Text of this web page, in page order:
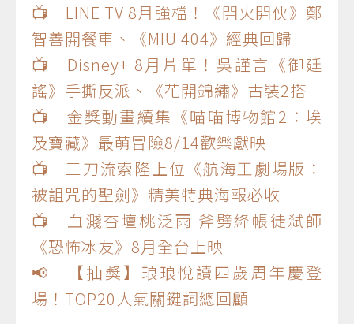
📺 LINE TV 8月強檔！《開火開伙》鄭
智善開餐車、《MIU 404》經典回歸
📺 Disney+ 8月片單！吳謹言《御廷
謠》手撕反派、《花開錦繡》古裝2搭
📺 金獎動畫續集《喵喵博物館2：埃
及寶藏》最萌冒險8/14歡樂獻映
📺 三刀流索隆上位《航海王劇場版：
被詛咒的聖劍》精美特典海報必收
📺 血濺杏壇桃泛雨 斧劈絳帳徒弒師
《恐怖冰友》8月全台上映
📢 【抽獎】琅琅悅讀四歲周年慶登
場！TOP20人氣關鍵詞總回顧